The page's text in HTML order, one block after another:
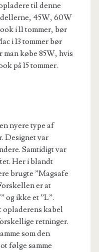
til denne
45W, 60W
i 11 tommer, bør
i 13 tommer bør
købe 85W, hvis
på 15 tommer.
nyere type af
Designet var
Samtidigt var
Her i blandt
brugte ”Magsafe
er at
og ikke et ”L”.
kabel
retninger.
som den
følge samme